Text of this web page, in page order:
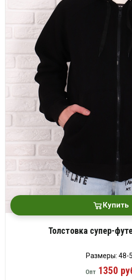
Купить
Толстовка супер-
Размеры: 48-
Опт1350